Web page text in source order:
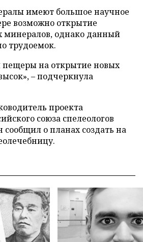
имеют большое научное
возможно открытие
минералов, однако данный
трудоемок.
пещеры на открытие новых
– подчеркнула
проекта
союза спелеологов
о планах создать на